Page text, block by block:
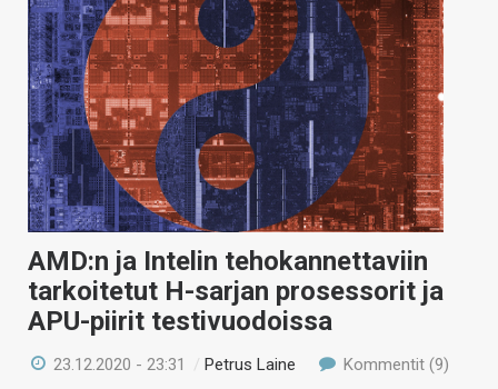
AMD:n ja Intelin tehokannettaviin
tarkoitetut H-sarjan prosessorit ja
APU-piirit testivuodoissa
23.12.2020 - 23:31 /Petrus Laine Kommentit (9)